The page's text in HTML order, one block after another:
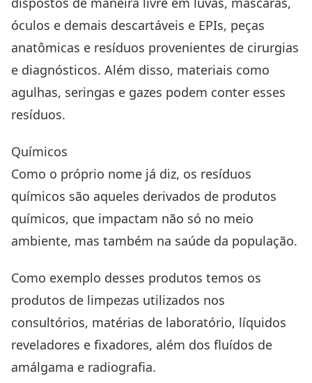
óculos e demais descartáveis e EPIs, peças
anatômicas e resíduos provenientes de cirurgias
e diagnósticos. Além disso, materiais como
agulhas, seringas e gazes podem conter esses
resíduos.
Químicos
Como o próprio nome já diz, os resíduos
químicos são aqueles derivados de produtos
químicos, que impactam não só no meio
ambiente, mas também na saúde da população.
Como exemplo desses produtos temos os
produtos de limpezas utilizados nos
consultórios, matérias de laboratório, líquidos
reveladores e fixadores, além dos fluídos de
amálgama e radiografia.